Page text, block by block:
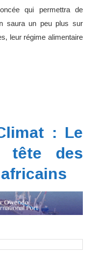
qui permettra de
saura un peu plus sur
leur régime alimentaire
: Le
tête des